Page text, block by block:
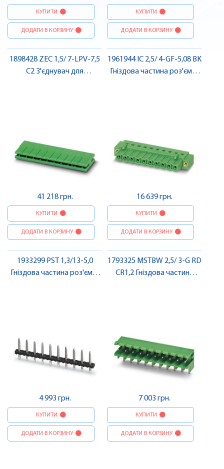
КУПИТИ
ДОДАТИ В КОРЗИНУ
КУПИТИ
ДОДАТИ В КОРЗИНУ
1898428 ZEC 1,5/ 7-LPV-7,5
C2 З'єднувач для
41 218 грн.
КУПИТИ
ДОДАТИ В КОРЗИНУ
1961944 IC 2,5/ 4-GF-5,08 BK
Гніздова частина роз'єму ,
16 639 грн.
КУПИТИ
ДОДАТИ В КОРЗИНУ
1933299 PST 1,3/13-5,0
Гніздова частина роз'єму ,
4 993 грн.
КУПИТИ
ДОДАТИ В КОРЗИНУ
1793325 MSTBW 2,5/ 3-G RD
CR1,2 Гніздова частина
7 003 грн.
КУПИТИ
ДОДАТИ В КОРЗИНУ